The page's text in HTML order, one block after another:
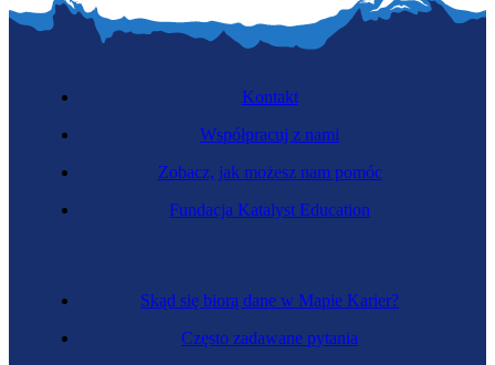
Skąd się biorą dane w Mapie Karier?
Często zadawane pytania
Kontakt
Współpracuj z nami
Zobacz, jak możesz nam pomóc
Fundacja Katalyst Education